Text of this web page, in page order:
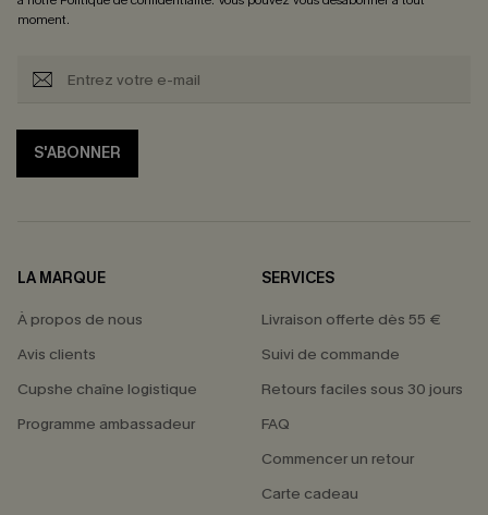
moment.
S'ABONNER
LA MARQUE
À propos de nous
Avis clients
Cupshe chaîne logistique
Programme ambassadeur
SERVICES
Livraison offerte dès 55 €
Suivi de commande
Retours faciles sous 30 jours
FAQ
Commencer un retour
Carte cadeau